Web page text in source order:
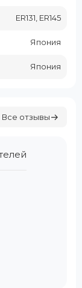
ER131, ER145
Япония
Япония
Все отзывы